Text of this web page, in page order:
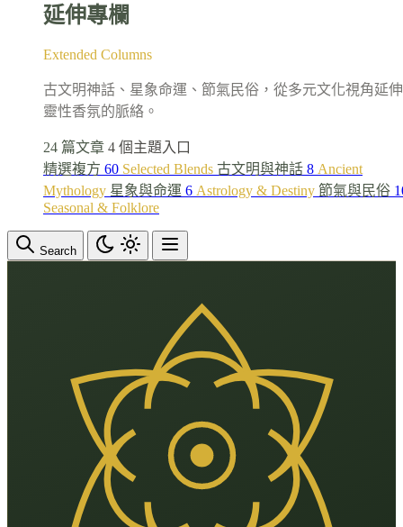
延伸專欄
Extended Columns
古文明神話、星象命運、節氣民俗，從多元文化視角延伸
靈性香氛的脈絡。
24 篇文章 4 個主題入口
精選複方 60 Selected Blends 古文明與神話 8 Ancient
Mythology 星象與命運 6 Astrology & Destiny 節氣與民俗
Seasonal & Folklore
Search